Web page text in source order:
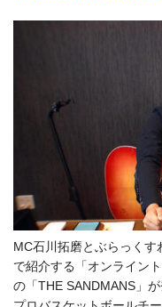
MC石川拓磨とぶらっく
で紹介する「オンライン
の「THE SANDMANS」が